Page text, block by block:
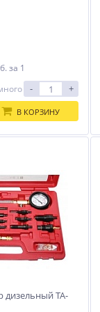
за 1
- +
В КОРЗИНУ
дизельный TA-